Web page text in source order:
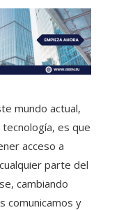
mundo actual,
es que
acceso a
parte del
cambiando
comunicamos y